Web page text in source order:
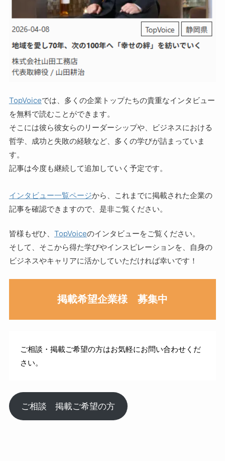
TopVoiceでは、多くの企業トップたちの貴重なインタビュー
を無料で読むことができます。
そこには彼ら彼女らのリーダーシップや、ビジネスにおける
哲学、成功と失敗の経験など、多くの学びが詰まっていま
す。
記事は今度も継続して追加していく予定です。
インタビュー一覧ページから、これまでに掲載された企業の
記事を確認できますので、是非ご覧ください。
皆様もぜひ、 TopVoiceのインタビューをご覧ください。
そして、そこから得た学びやインスピレーションを、自身の
ビジネスやキャリアに活かしていただければ幸いです！
掲載希望企業様 募集中
ご相談・掲載ご希望の方はお気軽にお問い合わせくだ
さい。
ご相談 掲載ご希望の方